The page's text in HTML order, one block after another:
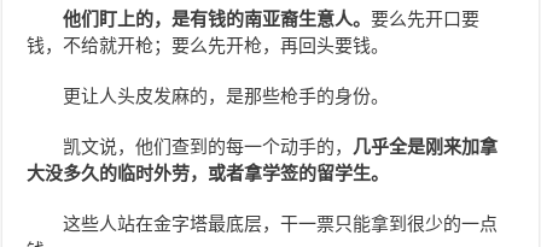
他们盯上的，是有钱的南亚裔生意人。要么先开口要
钱，不给就开枪；要么先开枪，再回头要钱。
更让人头皮发麻的，是那些枪手的身份。
凯文说，他们查到的每一个动手的，
几乎全是刚来加拿
大没多久的临时外劳，或者拿学签的留学生。
这些人站在金字塔最底层，干一票只能拿到很少的一点